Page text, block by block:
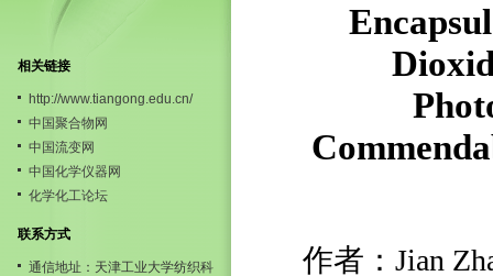
相关链接
http://www.tiangong.edu.cn/
中国聚合物网
中国流变网
中国化学仪器网
化学化工论坛
联系方式
通信地址：天津工业大学纺织科
作者：Jian